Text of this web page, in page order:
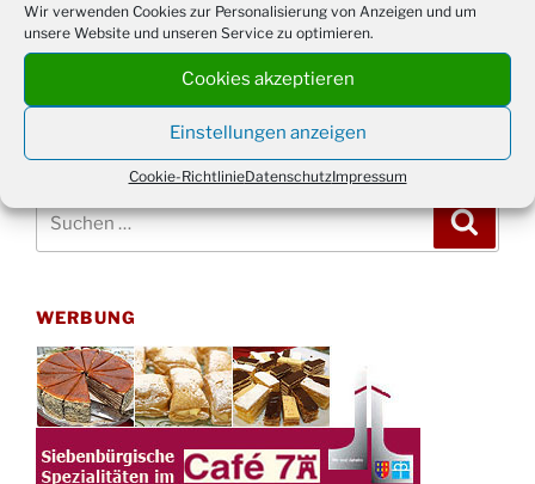
Wir verwenden Cookies zur Personalisierung von Anzeigen und um
unsere Website und unseren Service zu optimieren.
Cookies akzeptieren
Einstellungen anzeigen
Cookie-RichtlinieDatenschutzImpressum
BV 09: Nur 0:0 gegen SSG Bergisch Gladbach II
Suchen
nach:
WERBUNG